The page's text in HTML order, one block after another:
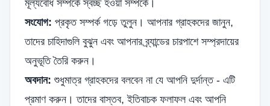
মূল্যবোধ সম্পর্কে স্বচ্ছ হওয়া সম্পর্কে।
সংযোগ: প্রকৃত সম্পর্ক গড়ে তুলুন। আপনার গ্রাহকদের জানুন,
তাদের চাহিদাগুলি বুঝুন এবং আপনার ব্র্যান্ডের চারপাশে সম্প্রদায়ের
অনুভূতি তৈরি করুন।
অবদান: শুধুমাত্র গ্রাহকদের বলবেন না যে আপনি দুর্দান্ত - এটি
প্রমাণ করুন। তাদের বাস্তব, ইতিবাচক ফলাফল এবং আপনি